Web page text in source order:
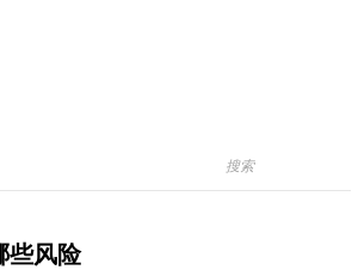
些风险